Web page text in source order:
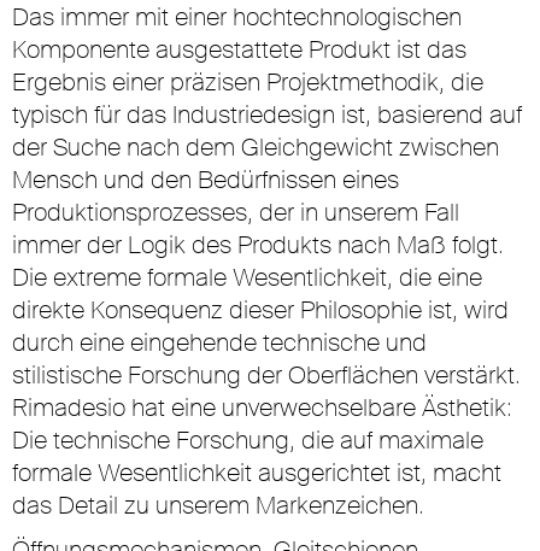
Das immer mit einer hochtechnologischen
Komponente ausgestattete Produkt ist das
Ergebnis einer präzisen Projektmethodik, die
typisch für das Industriedesign ist, basierend auf
der Suche nach dem Gleichgewicht zwischen
Mensch und den Bedürfnissen eines
Produktionsprozesses, der in unserem Fall
immer der Logik des Produkts nach Maß folgt.
Die extreme formale Wesentlichkeit, die eine
direkte Konsequenz dieser Philosophie ist, wird
durch eine eingehende technische und
stilistische Forschung der Oberflächen verstärkt.
Rimadesio hat eine unverwechselbare Ästhetik:
Die technische Forschung, die auf maximale
formale Wesentlichkeit ausgerichtet ist, macht
das Detail zu unserem Markenzeichen.